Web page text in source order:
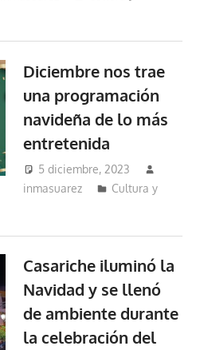
Diciembre nos trae
una programación
navideña de lo más
entretenida
5 diciembre, 2023
inmasuarez
Cultura y
Casariche iluminó la
Navidad y se llenó
de ambiente durante
la celebración del